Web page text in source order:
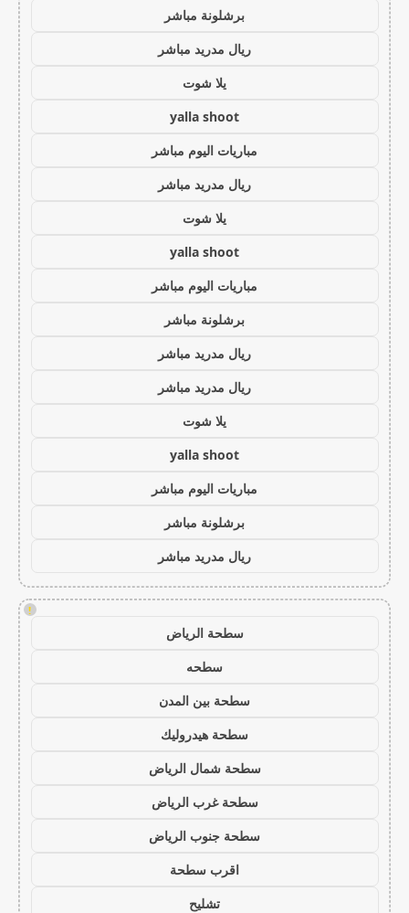
برشلونة مباشر
ريال مدريد مباشر
يلا شوت
yalla shoot
مباريات اليوم مباشر
ريال مدريد مباشر
يلا شوت
yalla shoot
مباريات اليوم مباشر
برشلونة مباشر
ريال مدريد مباشر
ريال مدريد مباشر
يلا شوت
yalla shoot
مباريات اليوم مباشر
برشلونة مباشر
ريال مدريد مباشر
!
سطحة الرياض
سطحه
سطحة بين المدن
سطحة هيدروليك
سطحة شمال الرياض
سطحة غرب الرياض
سطحة جنوب الرياض
اقرب سطحة
تشليح